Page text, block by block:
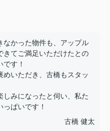
なかった物件も、アップル
きてご満足いただけたとの
す！
めいただき、古橋もスタッ
しみになったと伺い、私た
ぱいです！
古橋 健太